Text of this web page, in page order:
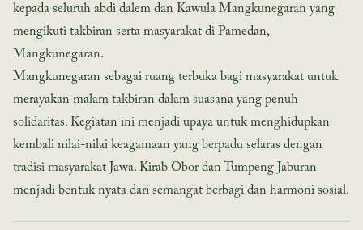
kepada seluruh abdi dalem dan Kawula Mangkunegaran yang
mengikuti takbiran serta masyarakat di Pamedan,
Mangkunegaran.
Mangkunegaran sebagai ruang terbuka bagi masyarakat untuk
merayakan malam takbiran dalam suasana yang penuh
solidaritas. Kegiatan ini menjadi upaya untuk menghidupkan
kembali nilai-nilai keagamaan yang berpadu selaras dengan
tradisi masyarakat Jawa. Kirab Obor dan Tumpeng Jaburan
menjadi bentuk nyata dari semangat berbagi dan harmoni sosial.